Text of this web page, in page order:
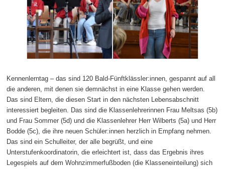
Kennenlerntag – das sind 120 Bald-Fünftklässler:innen, gespannt auf all
die anderen, mit denen sie demnächst in eine Klasse gehen werden.
Das sind Eltern, die diesen Start in den nächsten Lebensabschnitt
interessiert begleiten. Das sind die Klassenlehrerinnen Frau Meltsas (5b)
und Frau Sommer (5d) und die Klassenlehrer Herr Wilberts (5a) und Herr
Bodde (5c), die ihre neuen Schüler:innen herzlich in Empfang nehmen.
Das sind ein Schulleiter, der alle begrüßt, und eine
Unterstufenkoordinatorin, die erleichtert ist, dass das Ergebnis ihres
Legespiels auf dem Wohnzimmerfußboden (die Klasseneinteilung) sich